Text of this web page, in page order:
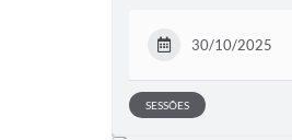
30/10/2025
SESSÕES